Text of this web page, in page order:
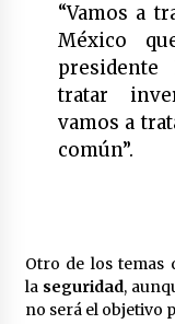
Zar
2
“Vamos a
México
presidente
tratar
vamos a
común”.
Otro de los temas
la seguridad,
no será el objetivo